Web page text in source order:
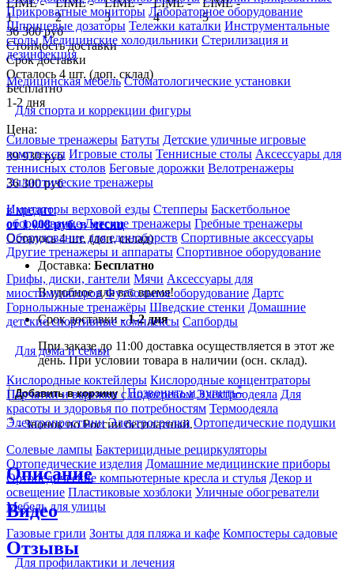
Прикроватные мониторы Лабораторное оборудование
Шприцевые дозаторы Тележки каталки Инструментальные
столы Медицинские холодильники Стерилизация и
дезинфекция
Медицинская мебель Стоматологические установки
Для спорта и коррекции фигуры
Силовые тренажеры Батуты Детские уличные игровые
комплексы Игровые столы Теннисные столы Аксессуары для
теннисных столов Беговые дорожки Велотренажеры
Эллиптические тренажеры
Имитаторы верховой езды Степперы Баскетбольное
оборудование Детские тренажеры Гребные тренажеры
Оборудование для единоборств Спортивные аксессуары
Другие тренажеры и аппараты Спортивное оборудование
Грифы, диски, гантели Мячи Аксессуары для
миостимуляторов Футбольное оборудование Дартс
Горнолыжные тренажёры Шведские стенки Домашние
детские спортивные комплексы Сапборды
Для дома и семьи
Кислородные коктейлеры Кислородные концентраторы
Перчатки и варежки с подогревом Электроодеяла Для
красоты и здоровья по потребностям Термоодеяла
Электропростыни Электрогрелки Ортопедические подушки
Солевые лампы Бактерицидные рециркуляторы
Ортопедические изделия Домашние медицинские приборы
Ортопедические компьютерные кресла и стулья Декор и
освещение Пластиковые хозблоки Уличные обогреватели
Мебель для улицы
Газовые грили Зонты для пляжа и кафе Компостеры садовые
Для профилактики и лечения
36 300 руб
Стоимость доставки
Срок доставки
Осталось 4 шт. (доп. склад)
Бесплатно
1-2 дня
Цена:
39 930руб
36 300руб
в кредит:
от 1 008 руб. в месяц
Осталось 4 шт. (доп. склад)
Доставка: Бесплатно
В удобное для вас время!
Срок доставки -1-2 дня
При заказе до 11:00 доставка осуществляется в этот же
день. При условии товара в наличии (осн. склад).
Добавить в корзину Позвонить и купить*
*- Звонок по России бесплатный.
Описание
Видео
Отзывы